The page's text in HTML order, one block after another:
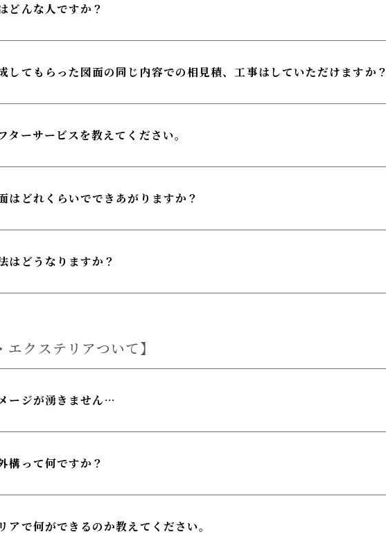
どんな人ですか？
してもらった図面の同じ内容での相見積、工事はしていただけますか？
ターサービスを教えてください。
はどれくらいでできあがりますか？
はどうなりますか？
エクステリアついて
ージが湧きません…
構って何ですか？
アで何ができるのか教えてください。